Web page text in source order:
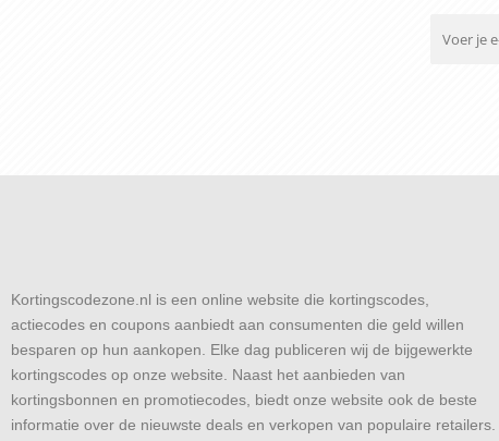
Kortingscodezone.nl is een online website die kortingscodes,
actiecodes en coupons aanbiedt aan consumenten die geld willen
besparen op hun aankopen. Elke dag publiceren wij de bijgewerkte
kortingscodes op onze website. Naast het aanbieden van
kortingsbonnen en promotiecodes, biedt onze website ook de beste
informatie over de nieuwste deals en verkopen van populaire retailers.